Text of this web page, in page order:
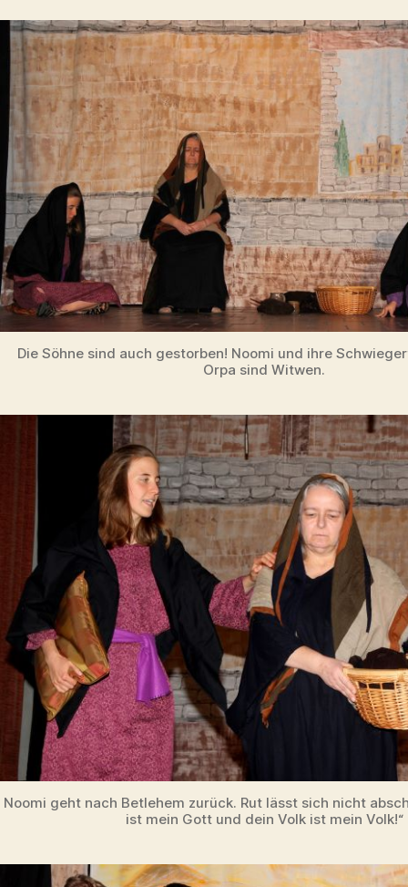
Die Söhne sind auch gestorben! Noomi und ihre
Orpa sind Witwen.
Noomi geht nach Betlehem zurück. Rut lässt sich nicht
ist mein Gott und dein Volk ist mein Volk!“